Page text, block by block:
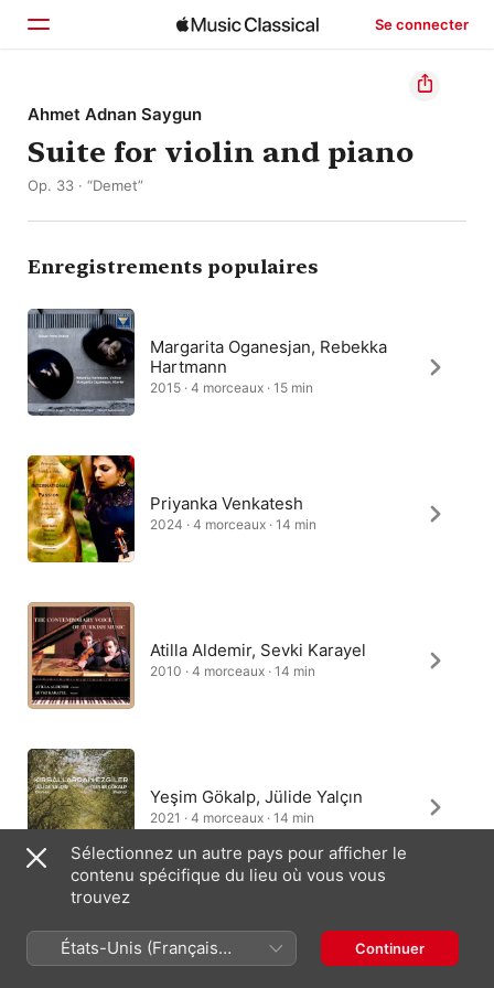
Se connecter
Accueil
Parcourir
Ahmet Adnan Saygun
Suite for violin and piano
Op. 33 · “Demet”
Enregistrements populaires
Margarita Oganesjan, Rebekka
Hartmann
2015 · 4 morceaux · 15 min
Priyanka Venkatesh
2024 · 4 morceaux · 14 min
Atilla Aldemir, Sevki Karayel
2010 · 4 morceaux · 14 min
Yeşim Gökalp, Jülide Yalçın
2021 · 4 morceaux · 14 min
Birsen Ulucan, Özcan Ulucan
2013 · 4 morceaux · 14 min
Sélectionnez un autre pays pour afficher le
contenu spécifique du lieu où vous vous
trouvez
États-Unis (Français
France)
Continuer